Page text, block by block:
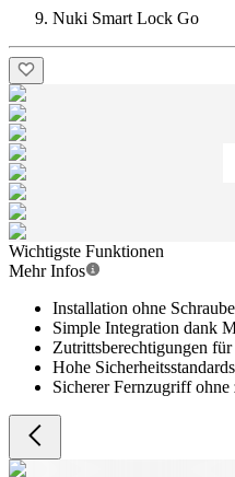
Nuki Smart Lock Go
Wichtigste Funktionen
Mehr Infos
Installation ohne
Simple Integration dank
Zutrittsberechtigungen
Hohe
Sicherer Fernzugriff